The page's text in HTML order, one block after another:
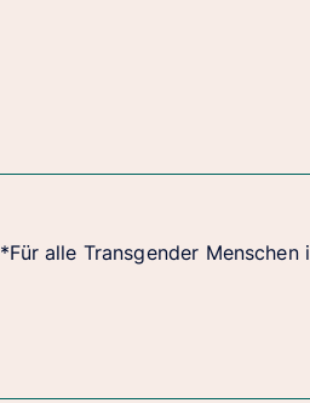
*Für alle Transgender